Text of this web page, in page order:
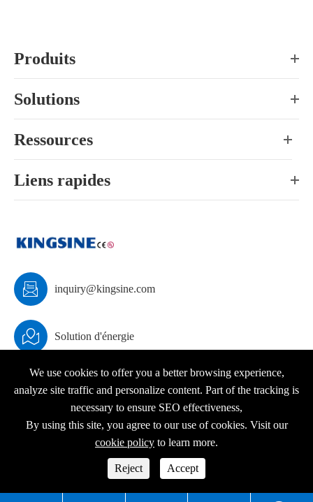
Produits
Solutions
Ressources
Liens rapides
 inquiry@kingsine.com
 Solution d'énergie
Droit d'auteur © KINGSINE Electric
Tous droits réservés.
Politique de confidentialité
We use cookies to offer you a better browsing experience,
analyze site traffic and personalize content. Part of the tracking is
necessary to ensure SEO effectiveness,
By using this site, you agree to our use of cookies. Visit our
cookie policy to learn more.
Reject Accept